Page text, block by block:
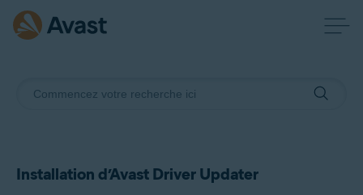
Installation d’Avast Driver Updater